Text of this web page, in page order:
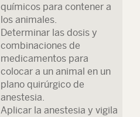
químicos para contener a
los animales.
Determinar las dosis y
combinaciones de
medicamentos para
colocar a un animal en un
plano quirúrgico de
anestesia.
Aplicar la anestesia y vigila